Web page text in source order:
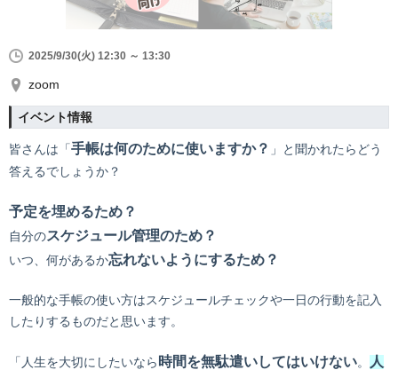
2025/9/30(火) 12:30 ～ 13:30
zoom
イベント情報
皆さんは「 手帳は何のために使いますか？ 」と聞かれたらどう
答えるでしょうか？
予定を埋めるため？
自分のスケジュール管理のため？
いつ、何があるか忘れないようにするため？
一般的な手帳の使い方はスケジュールチェックや一日の行動を記入
したりするものだと思います。
「人生を大切にしたいなら 時間を無駄遣いしてはいけない。
人